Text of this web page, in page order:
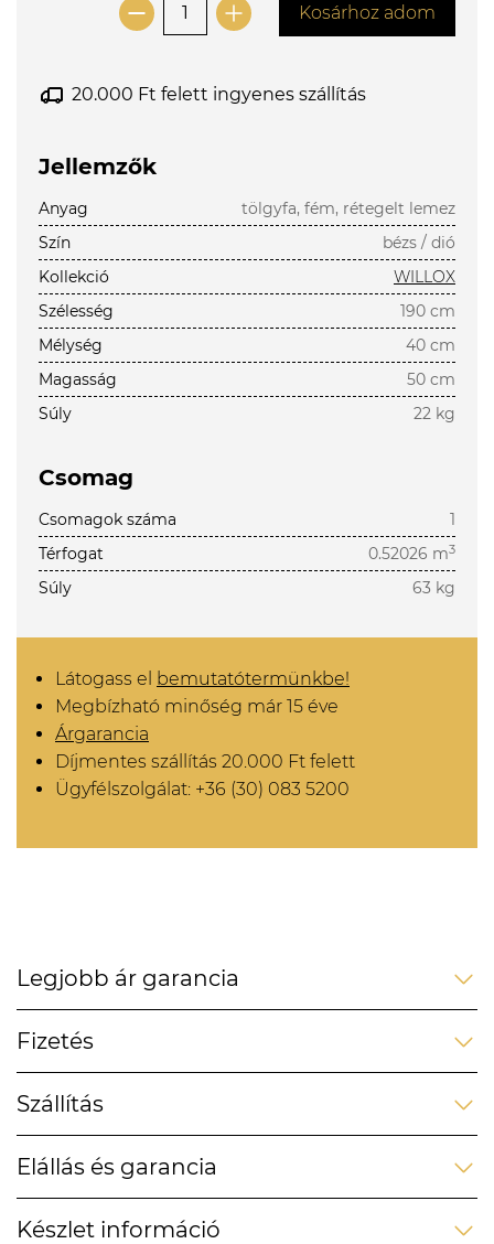
Kosárhoz adom
20.000 Ft felett ingyenes szállítás
Jellemzők
Anyag
tölgyfa, fém, rétegelt lemez
Szín
bézs / dió
Kollekció
WILLOX
Szélesség
190 cm
Mélység
40 cm
Magasság
50 cm
Súly
22 kg
Csomag
Csomagok száma
1
Térfogat
0.52026 m3
Súly 63 kg
Látogass el bemutatótermünkbe!
Megbízható minőség már 15 éve
Árgarancia
Díjmentes szállítás 20.000 Ft felett
Ügyfélszolgálat: +36 (30) 083 5200
Legjobb ár garancia
Fizetés
Szállítás
Elállás és garancia
Készlet információ